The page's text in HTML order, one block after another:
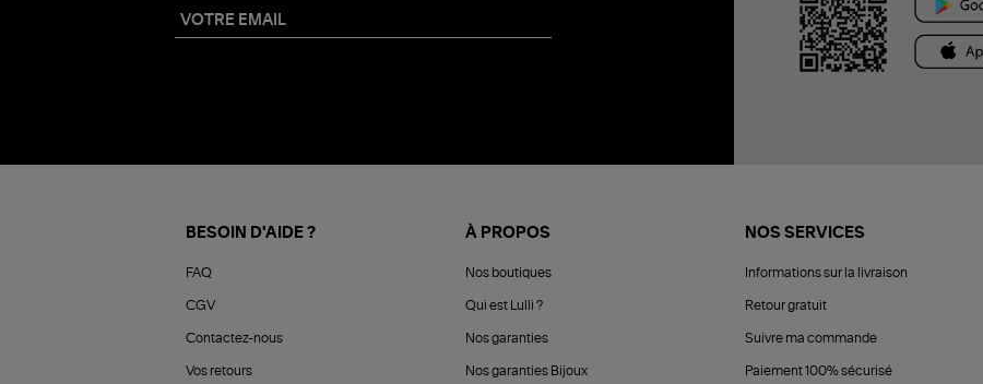
BESOIN D'AIDE ?
FAQ
CGV
Contactez-nous
Vos retours
À PROPOS
Nos boutiques
Qui est Lulli ?
Nos garanties
Nos garanties Bijoux
NOS SERVICES
Informations sur la livraison
Retour gratuit
Suivre ma commande
Paiement 100% sécurisé